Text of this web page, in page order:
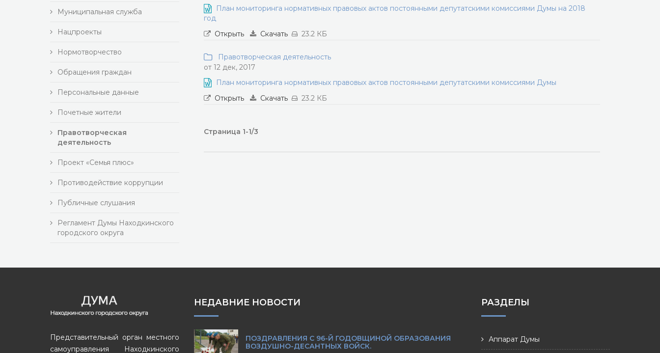
Муниципальная служба
Нацпроекты
Нормотворчество
Обращения граждан
Персональные данные
Почетные жители
Правотворческая
деятельность
Проект «Семья плюс»
Противодействие коррупции
Публичные слушания
Регламент Думы Находкинского
городского округа
План мониторинга нормативных правовых актов постоянными депутатскими комиссиями Думы на 2018
год
Открыть
Скачать 23.2 КБ
Правотворческая деятельность
от 12 дек, 2017
План мониторинга нормативных правовых актов постоянными депутатскими комиссиями Думы
Открыть
Скачать 23.2 КБ
Страница 1-1/3
Представительный орган местного
самоуправления Находкинского
НЕДАВНИЕ НОВОСТИ
ПОЗДРАВЛЕНИЯ С 96-Й ГОДОВЩИНОЙ ОБРАЗОВАНИЯ
ВОЗДУШНО-ДЕСАНТНЫХ ВОЙСК.
РАЗДЕЛЫ
Аппарат Думы